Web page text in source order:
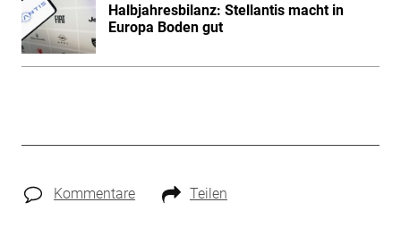
Halbjahresbilanz: Stellantis macht in
Europa Boden gut
Kommentare Teilen